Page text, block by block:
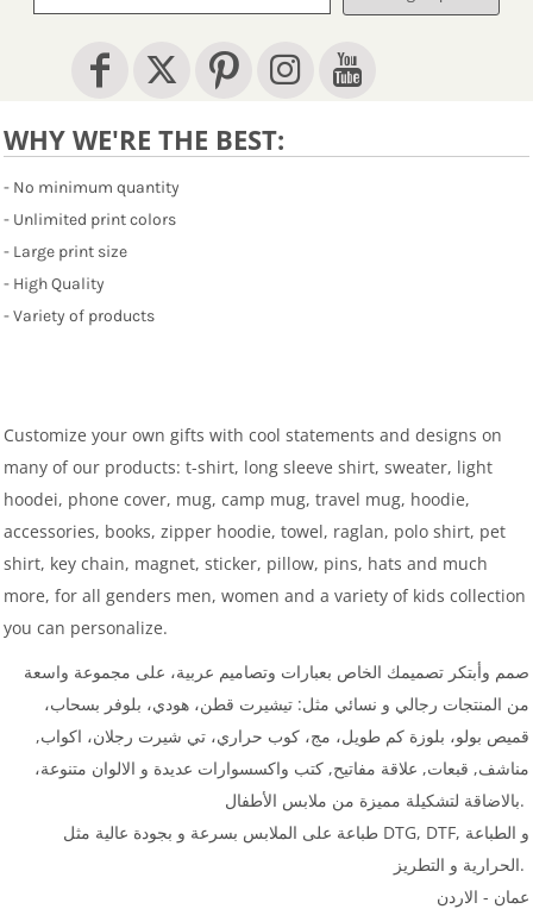
WHY WE'RE THE BEST:
- No minimum quantity
- Unlimited print colors
- Large print size
- High Quality
- Variety of products
Customize your own gifts with cool statements and designs on
many of our products: t-shirt, long sleeve shirt, sweater, light
hoodei, phone cover, mug, camp mug, travel mug, hoodie,
accessories, books, zipper hoodie, towel, raglan, polo shirt, pet
shirt, key chain, magnet, sticker, pillow, pins, hats and much
more, for all genders men, women and a variety of kids collection
you can personalize.
صمم وأبتكر تصميمك الخاص بعبارات وتصاميم عربية، على مجموعة واسعة
من المنتجات رجالي و نسائي مثل: تيشيرت قطن، هودي، بلوفر بسحاب،
قميص بولو، بلوزة كم طويل، مج، كوب حراري، تي شيرت رجلان، اكواب,
مناشف, قبعات, علاقة مفاتيح, كتب واكسسوارات عديدة و الالوان متنوعة،
بالاضاقة لتشكيلة مميزة من ملابس الأطفال.
طباعة على الملابس بسرعة و بجودة عالية مثل DTG, DTF, و الطباعة
الحرارية و التطريز.
عمان - الاردن